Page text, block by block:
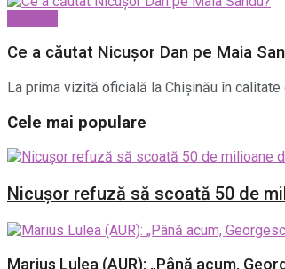
Ce a căutat Nicușor Dan pe Maia
La prima vizită oficială la Chișinău în
Cele mai populare
Nicușor refuză să scoată 50 de
Marius Lulea (AUR): „Până acum,